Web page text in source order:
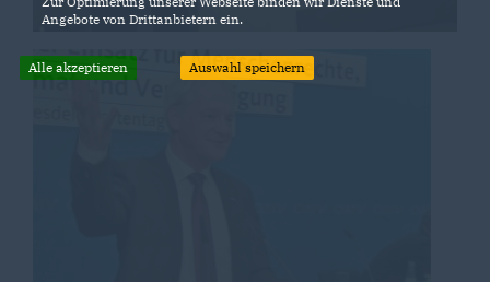
Angebote von Drittanbietern ein.
Alle akzeptieren Auswahl speichern